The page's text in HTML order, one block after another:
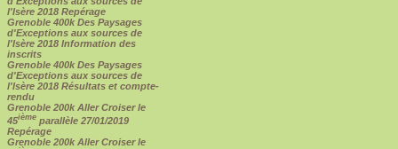
l'Isère 2018 Repérage
Grenoble 400k Des Paysages
d'Exceptions aux sources de
l'Isère 2018 Information des
inscrits
Grenoble 400k Des Paysages
d'Exceptions aux sources de
l'Isère 2018 Résultats et compte-
rendu
Grenoble 200k Aller Croiser le
45ième parallèle 27/01/2019
Repérage
Grenoble 200k Aller Croiser le